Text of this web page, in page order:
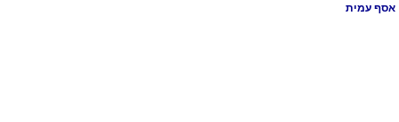
אסף עמית